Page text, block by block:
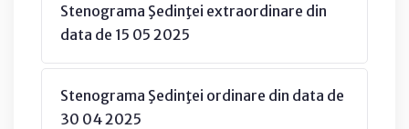
Stenograma Şedinţei extraordinare din
data de 15 05 2025
Stenograma Şedinţei ordinare din data de
30 04 2025